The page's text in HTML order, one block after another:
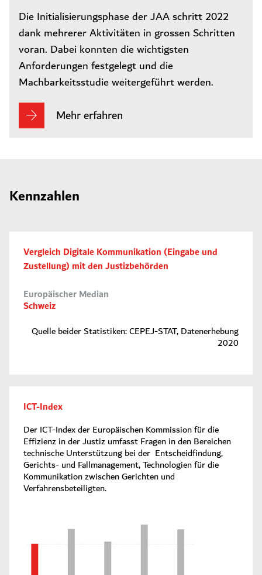
Die Initialisierungsphase der JAA schritt 2022
dank mehrerer Aktivitäten in grossen Schritten
voran. Dabei konnten die wichtigsten
Anforderungen festgelegt und die
Machbarkeitsstudie weitergeführt werden.
Mehr erfahren
Kennzahlen
Vergleich Digitale Kommunikation (Eingabe und
Zustellung) mit den Justizbehörden
Europäischer Median
Schweiz
Quelle beider Statistiken: CEPEJ-STAT, Datenerhebung
2020
ICT-Index
Der ICT-Index der Europäischen Kommission für die
Effizienz in der Justiz umfasst Fragen in den Bereichen
technische Unterstützung bei der Entscheidfindung,
Gerichts- und Fallmanagement, Technologien für die
Kommunikation zwischen Gerichten und
Verfahrensbeteiligten.